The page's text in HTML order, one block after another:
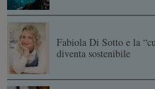
Fabiola Di Sotto e la
diventa sostenibile